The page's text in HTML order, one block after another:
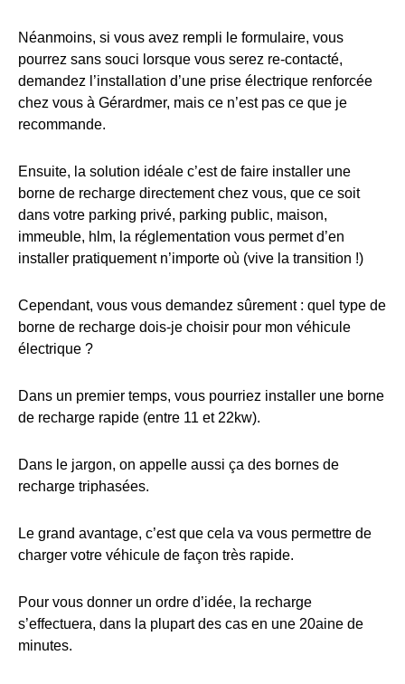
Néanmoins, si vous avez rempli le formulaire, vous
pourrez sans souci lorsque vous serez re-contacté,
demandez l’installation d’une prise électrique renforcée
chez vous à Gérardmer, mais ce n’est pas ce que je
recommande.
Ensuite, la solution idéale c’est de faire installer une
borne de recharge directement chez vous, que ce soit
dans votre parking privé, parking public, maison,
immeuble, hlm, la réglementation vous permet d’en
installer pratiquement n’importe où (vive la transition !)
Cependant, vous vous demandez sûrement : quel type de
borne de recharge dois-je choisir pour mon véhicule
électrique ?
Dans un premier temps, vous pourriez installer une borne
de recharge rapide (entre 11 et 22kw).
Dans le jargon, on appelle aussi ça des bornes de
recharge triphasées.
Le grand avantage, c’est que cela va vous permettre de
charger votre véhicule de façon très rapide.
Pour vous donner un ordre d’idée, la recharge
s’effectuera, dans la plupart des cas en une 20aine de
minutes.